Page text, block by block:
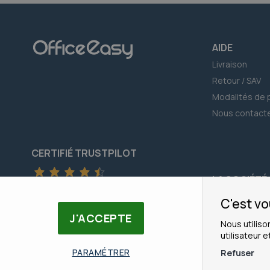
J'ACCEPTE
PARAMÉTRER
C'est
Nous
utilisateur
Refuser
CERTIFIÉ TRUSTPILOT
AIDE
Livraison
Retour / SAV
Modalités de
Nous
LA SOCIÉTÉ
Nos marques
Nos guides